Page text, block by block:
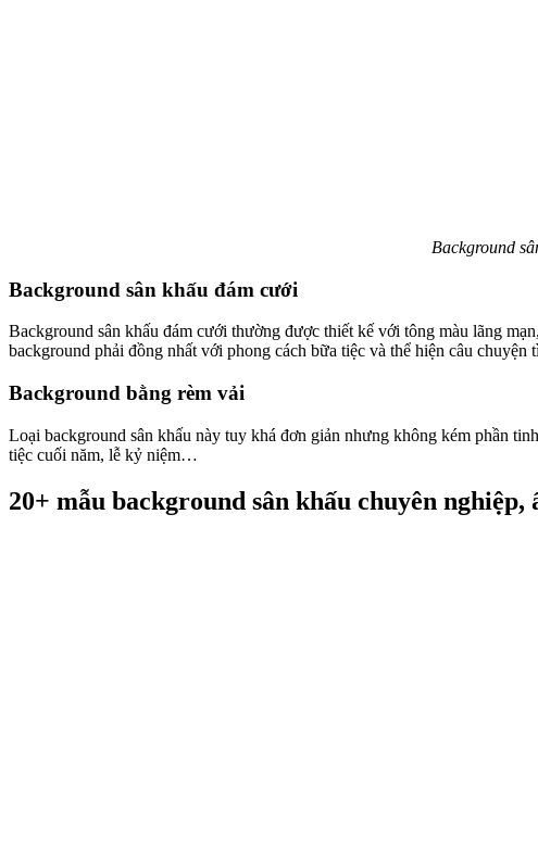
Background
Background sân khấu đám cưới
Background sân khấu đám cưới thường được thiết kế với tông màu lãng
background phải đồng nhất với phong cách bữa tiệc và thể hiện câu chuyện
Background bằng rèm vải
Loại background sân khấu này tuy khá đơn giản nhưng không kém phần
tiệc cuối năm, lễ kỷ niệm…
20+ mẫu background sân khấu chuyên nghiệp,